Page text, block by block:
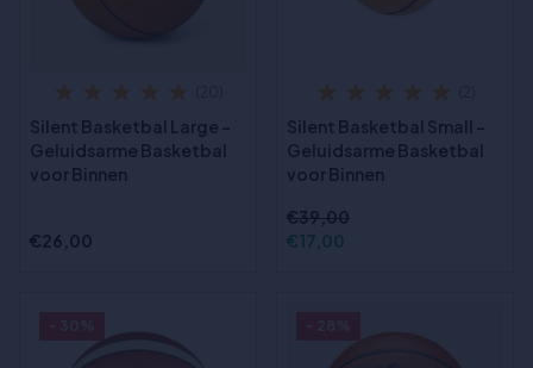
Silent Basketbal Large –
Geluidsarme Basketbal
voor Binnen
€26,00
Silent Basketbal Small –
Geluidsarme Basketbal
voor Binnen
€39,00
€17,00